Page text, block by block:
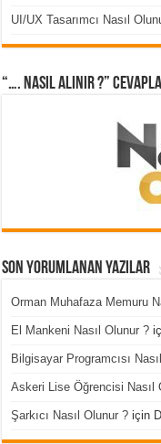
UI/UX Tasarımcı Nasıl
“…. Nasıl Alınır ?”
Son Yorumlanan Yazılar
Orman Muhafaza Memuru
El Mankeni Nasıl Olunur ?
Bilgisayar Programcısı
Askeri Lise Öğrencisi Nasıl
Şarkıcı Nasıl Olunur ? için